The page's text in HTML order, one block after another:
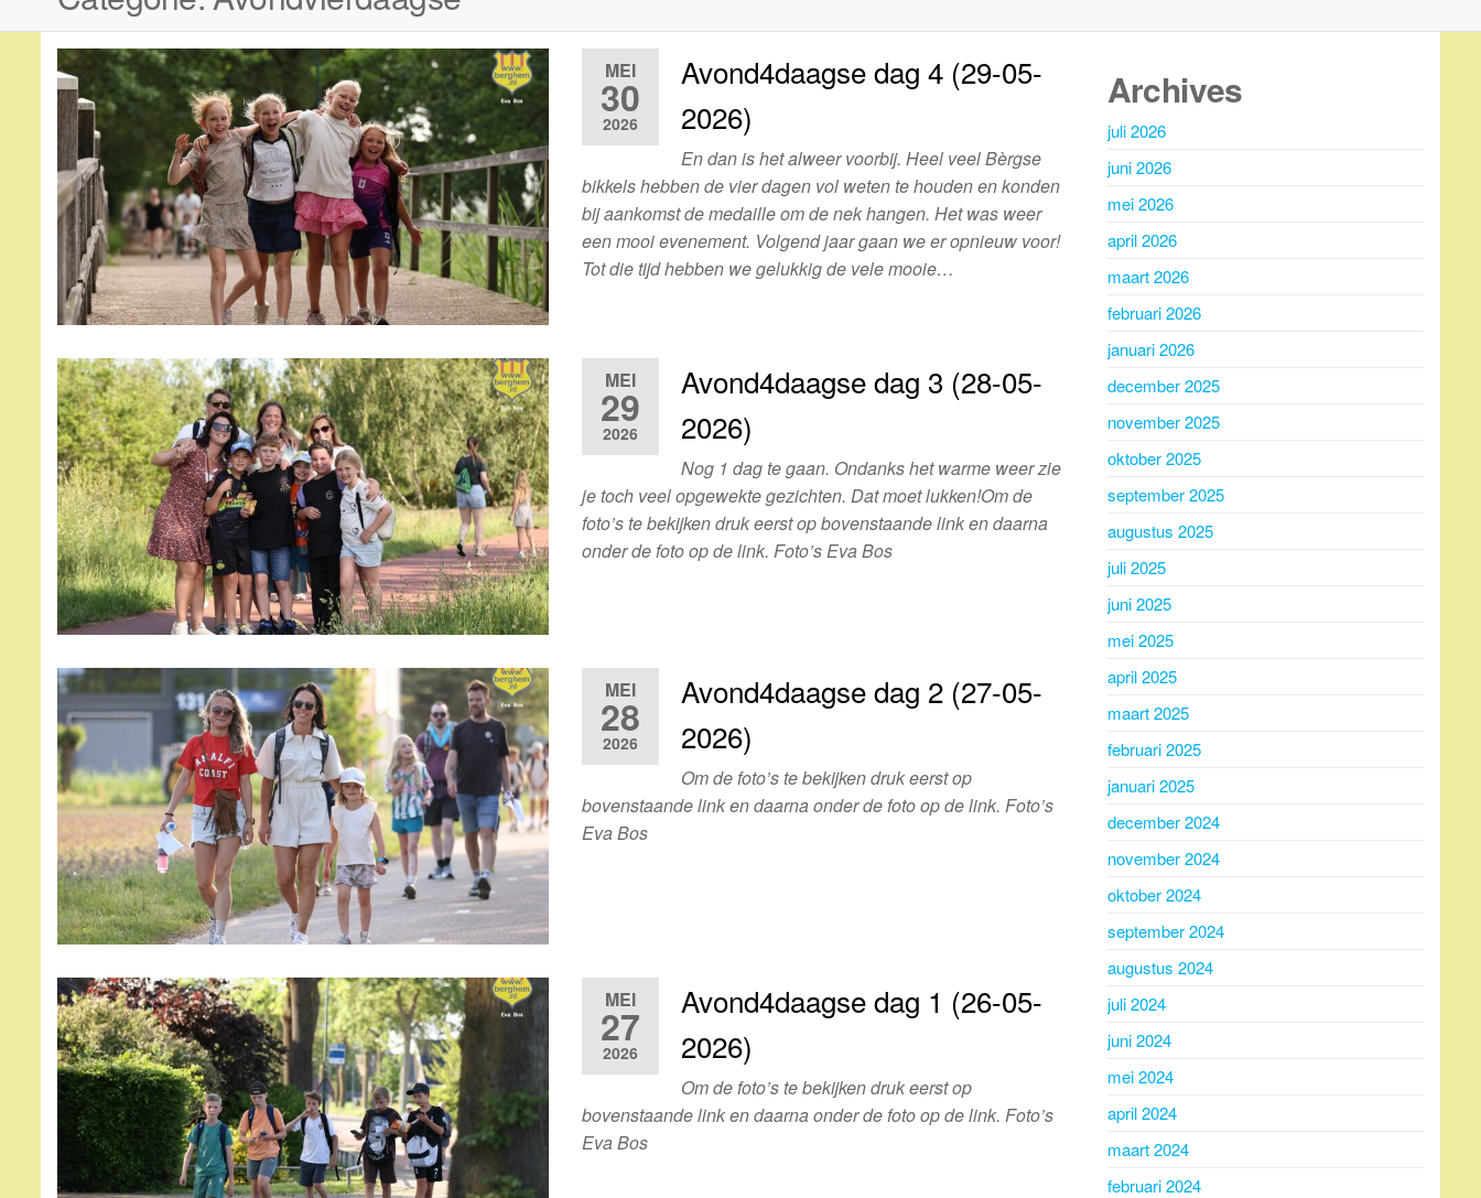
MEI
30
2026
Avond4daagse dag 4 (29-05-
2026)
En dan is het alweer voorbij. Heel veel Bèrgse
bikkels hebben de vier dagen vol weten te houden en konden
bij aankomst de medaille om de nek hangen. Het was weer
een mooi evenement. Volgend jaar gaan we er opnieuw voor!
Tot die tijd hebben we gelukkig de vele mooie…
MEI
29
2026
Avond4daagse dag 3 (28-05-
2026)
Nog 1 dag te gaan. Ondanks het warme weer zie
je toch veel opgewekte gezichten. Dat moet lukken!Om de
foto’s te bekijken druk eerst op bovenstaande link en daarna
onder de foto op de link. Foto’s Eva Bos
MEI
28
2026
Avond4daagse dag 2 (27-05-
2026)
Om de foto’s te bekijken druk eerst op
bovenstaande link en daarna onder de foto op de link. Foto’s
Eva Bos
MEI
27
2026
Avond4daagse dag 1 (26-05-
2026)
Om de foto’s te bekijken druk eerst op
bovenstaande link en daarna onder de foto op de link. Foto’s
Eva Bos
Archives
juli 2026
juni 2026
mei 2026
april 2026
maart 2026
februari 2026
januari 2026
december 2025
november 2025
oktober 2025
september 2025
augustus 2025
juli 2025
juni 2025
mei 2025
april 2025
maart 2025
februari 2025
januari 2025
december 2024
november 2024
oktober 2024
september 2024
augustus 2024
juli 2024
juni 2024
mei 2024
april 2024
maart 2024
februari 2024